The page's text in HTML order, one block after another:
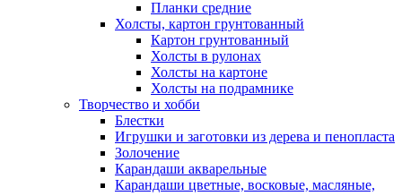
Планки средние
Холсты, картон грунтованный
Картон грунтованный
Холсты в рулонах
Холсты на картоне
Холсты на подрамнике
Творчество и хобби
Блестки
Игрушки и заготовки из дерева и пенопласта
Золочение
Карандаши акварельные
Карандаши цветные, восковые, масляные,